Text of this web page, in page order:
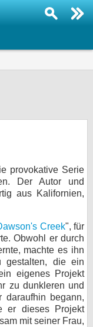
provokative Serie
Der Autor und
aus Kalifornien,
Creek", für
Obwohl er durch
machte es ihn
gestalten, die ein
eigenes Projekt
zu dunkleren und
daraufhin begann,
er dieses Projekt
mit seiner Frau,